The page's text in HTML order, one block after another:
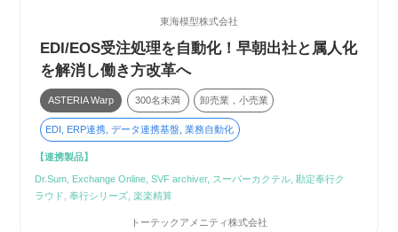
東海模型株式会社
EDI/EOS受注処理を自動化！早朝出社と属人化
を解消し働き方改革へ
ASTERIA Warp 300名未満 卸売業，小売業
EDI, ERP連携, データ連携基盤, 業務自動化
【連携製品】
Dr.Sum, Exchange Online, SVF archiver, スーパーカクテル, 勘定奉行ク
ラウド, 奉行シリーズ, 楽楽精算
トーテックアメニティ株式会社